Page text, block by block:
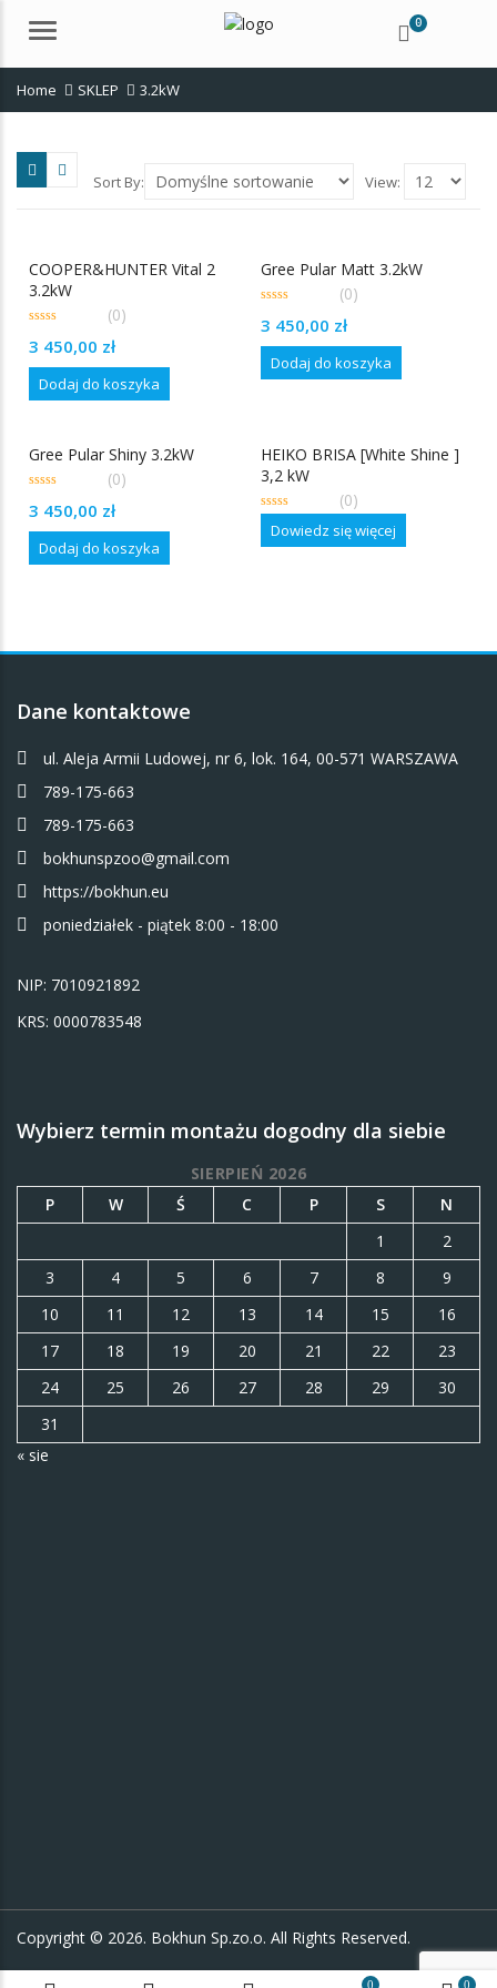
Menu 0
Home SKLEP 3.2kW
Sort By: View:
COOPER&HUNTER Vital 2
3.2kW
out
(0)
3 450,00 zł
Dodaj do koszyka
Gree Pular Matt 3.2kW
out
(0)
3 450,00 zł
Dodaj do koszyka
Gree Pular Shiny 3.2kW
out
(0)
3 450,00 zł
Dodaj do koszyka
HEIKO BRISA [White Shine ]
3,2 kW
out
of
(0)
Dowiedz się więcej
Dane kontaktowe
ul. Aleja Armii Ludowej, nr 6, lok. 164, 00-571 WARSZAWA
789-175-663
789-175-663
bokhunspzoo@gmail.com
https://bokhun.eu
poniedziałek - piątek 8:00 - 18:00
NIP: 7010921892
KRS: 0000783548
Wybierz termin montażu dogodny dla siebie
SIERPIEŃ 2026
P
W Ś C P S
N
1
2
3
4 5 6 7 8
9
10
11 12 13 14 15
16
17
18 19 20 21 22
23
24
25 26 27 28 29
30
31
« sie
Copyright © 2026. Bokhun Sp.zo.o. All Rights Reserved.
0 0